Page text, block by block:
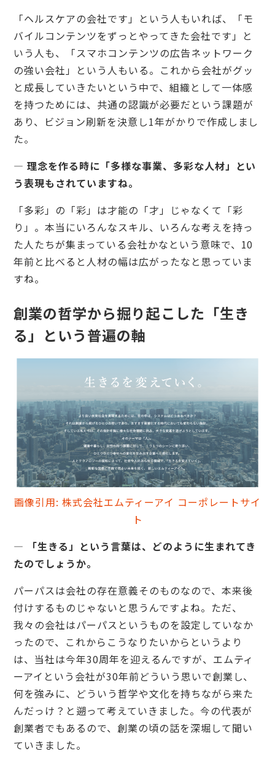
「ヘルスケアの会社です」という人もいれば、「モ
バイルコンテンツをずっとやってきた会社です」と
いう人も、「スマホコンテンツの広告ネットワーク
の強い会社」という人もいる。これから会社がグッ
と成長していきたいという中で、組織として一体感
を持つためには、共通の認識が必要だという課題が
あり、ビジョン刷新を決意し1年がかりで作成しまし
た。
— 理念を作る時に「多様な事業、多彩な人材」とい
う表現もされていますね。
「多彩」の「彩」は才能の「才」じゃなくて「彩
り」。本当にいろんなスキル、いろんな考えを持っ
た人たちが集まっている会社かなという意味で、10
年前と比べると人材の幅は広がったなと思っていま
すね。
創業の哲学から掘り起こした「生き
る」という普遍の軸
画像引用: 株式会社エムティーアイ コーポレートサイ
ト
— 「生きる」という言葉は、どのように生まれてき
たのでしょうか。
パーパスは会社の存在意義そのものなので、本来後
付けするものじゃないと思うんですよね。ただ、
我々の会社はパーパスというものを設定していなか
ったので、これからこうなりたいからというより
は、当社は今年30周年を迎えるんですが、エムティ
ーアイという会社が30年前どういう思いで創業し、
何を強みに、どういう哲学や文化を持ちながら来た
んだっけ？と遡って考えていきました。今の代表が
創業者でもあるので、創業の頃の話を深堀して聞い
ていきました。